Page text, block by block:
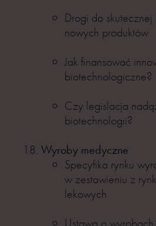
Drogi do
nowych produktów
Jak finansować
biotechnologiczne?
Czy legislacja
biotechnologii?
Wyroby medyczne
Specyfika rynku
w zestawieniu z
lekowych